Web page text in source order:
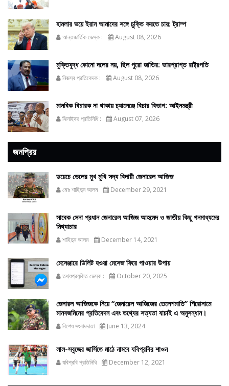
হামলার ভয়ে ইরান আমাদের সঙ্গে চুক্তি করতে চায়: ট্রাম্প
আন্তজার্তিক ডেস্ক : August 08, 2026
মুক্তিযুদ্ধ কোনো দলের নয়, ছিল পুরো জাতির: ভারপ্রাপ্ত রাষ্ট্রপতি
নিজস্ব প্রতিবেদক : August 08, 2026
মানবিক বিচারক না থাকায় চ্যালেঞ্জে বিচার বিভাগ: আইনমন্ত্রী
ঝিনাইদহ প্রতিনিধি : August 07, 2026
জনপ্রিয়
ডয়েচে ভেলের মুখ মুখি সদ্য বিদায়ী জেনারেল আজিজ
মোঃ শাহিদুন আলম December 29, 2021
সাবেক সেনা প্রধান জেনারেল আজিজ আহমেদ ও জাতীয় কিছু গনমাধ্যমের
মিথ্যাচার
শাহিদুন আলম December 14, 2021
মেসেঞ্জারে ডিলিট হওয়া মেসেজ ফিরে পাওয়ার উপায়
তথ্যপ্রযুক্তি ডেস্ক : October 20, 2025
জেনারল আজিজকে নিয়ে “জেনারেল আজিজের তেলেশমাতি” শিরোনামে
মানবজমিনের প্রতিবেদন এবং তথ্যের সত্যতা যাচাই এ অনুসন্ধান।
বিশেষ সংবাদদাতা June 13, 2024
লাল-সবুজের জার্সিতে মাঠে নামবে যবিপ্রবির শাওন
যবিপ্রবি প্রতিনিধি December 12, 2021